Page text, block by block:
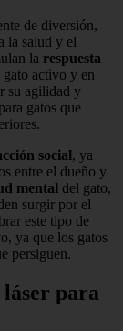
de diversión,
la salud y el
la respuesta
gato activo y en
su agilidad y
gatos que
social, ya
entre el dueño y
mental del gato,
surgir por el
este tipo de
ya que los gatos
persiguen.
para